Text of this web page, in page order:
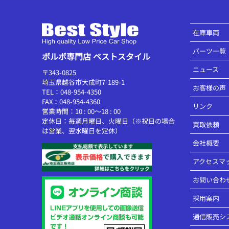
ボルボ専門店 ベストスタイル
〒343-0825
埼玉県越谷市大成町7-189-1
TEL：048-954-4350
FAX：048-954-4360
営業時間：10 : 00～18 : 00
定休日：毎週月曜日、火曜日（※祝日の場合
は営業、翌水曜日を定休）
在庫車両
パーツ一覧
ニュース
お客様の声
リンク
買取依頼
会社概要
アクセスマ
お問い合わ
採用案内
通信販売シ